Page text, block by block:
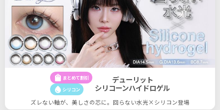
shopping_bag まとめて割引
water_drop シリコン
デューリット
シリコーンハイドロゲル
ズレない軸が、美しさの芯に。回らない水光×シリコン登場